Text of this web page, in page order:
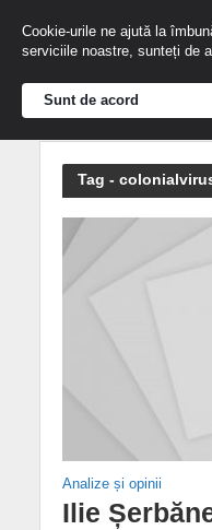
Tag -
Analize și opinii
Ilie
Cookie-urile ne ajută la
serviciile noastre, sunteți de
Sunt de acord